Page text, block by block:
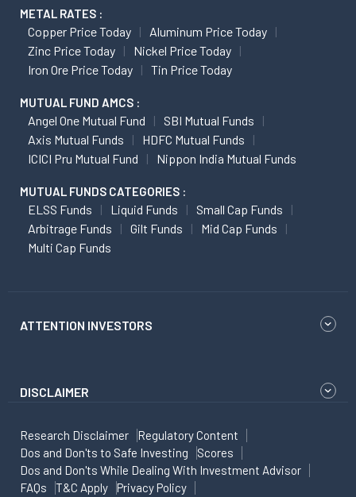
METAL RATES :
Copper Price Today
Aluminum Price Today
Zinc Price Today
Nickel Price Today
Iron Ore Price Today
Tin Price Today
MUTUAL FUND AMCS :
Angel One Mutual Fund
SBI Mutual Funds
Axis Mutual Funds
HDFC Mutual Funds
ICICI Pru Mutual Fund
Nippon India Mutual Funds
MUTUAL FUNDS CATEGORIES :
ELSS Funds Liquid Funds
Small Cap Funds
Arbitrage Funds
Gilt Funds
Mid Cap Funds
Multi Cap Funds
ATTENTION INVESTORS
DISCLAIMER
Research Disclaimer
Regulatory Content
Dos and Don'ts to Safe Investing
Scores
Dos and Don'ts While Dealing With Investment Advisor
FAQs
T&C Apply Privacy Policy